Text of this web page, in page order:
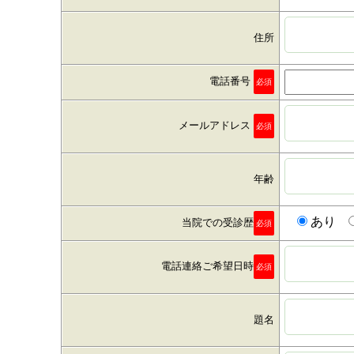
住所
電話番号 必須
メールアドレス 必須
年齢
当院での受診歴 必須 あり
電話連絡ご希望日時 必須
題名